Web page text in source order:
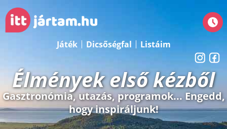
Játék Dicsőségfal Listáim
Élmények első kézből
Gasztronómia, utazás, programok... Engedd,
hogy inspiráljunk!